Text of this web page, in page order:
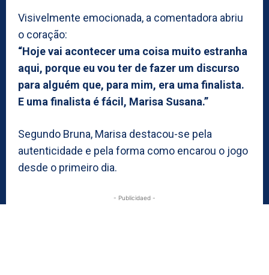
Visivelmente emocionada, a comentadora abriu
o coração:
“Hoje vai acontecer uma coisa muito estranha
aqui, porque eu vou ter de fazer um discurso
para alguém que, para mim, era uma finalista.
E uma finalista é fácil, Marisa Susana.”
Segundo Bruna, Marisa destacou-se pela
autenticidade e pela forma como encarou o jogo
desde o primeiro dia.
- Publicidaed -